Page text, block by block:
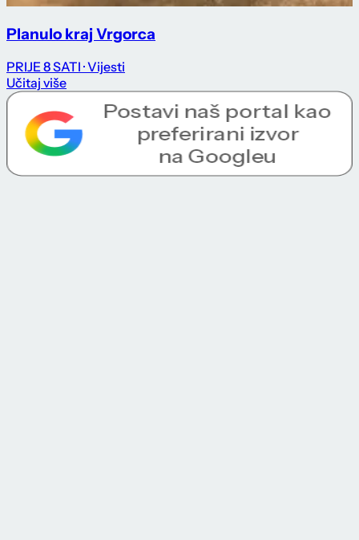
Planulo kraj Vrgorca
PRIJE 8 SATI · Vijesti
Učitaj više